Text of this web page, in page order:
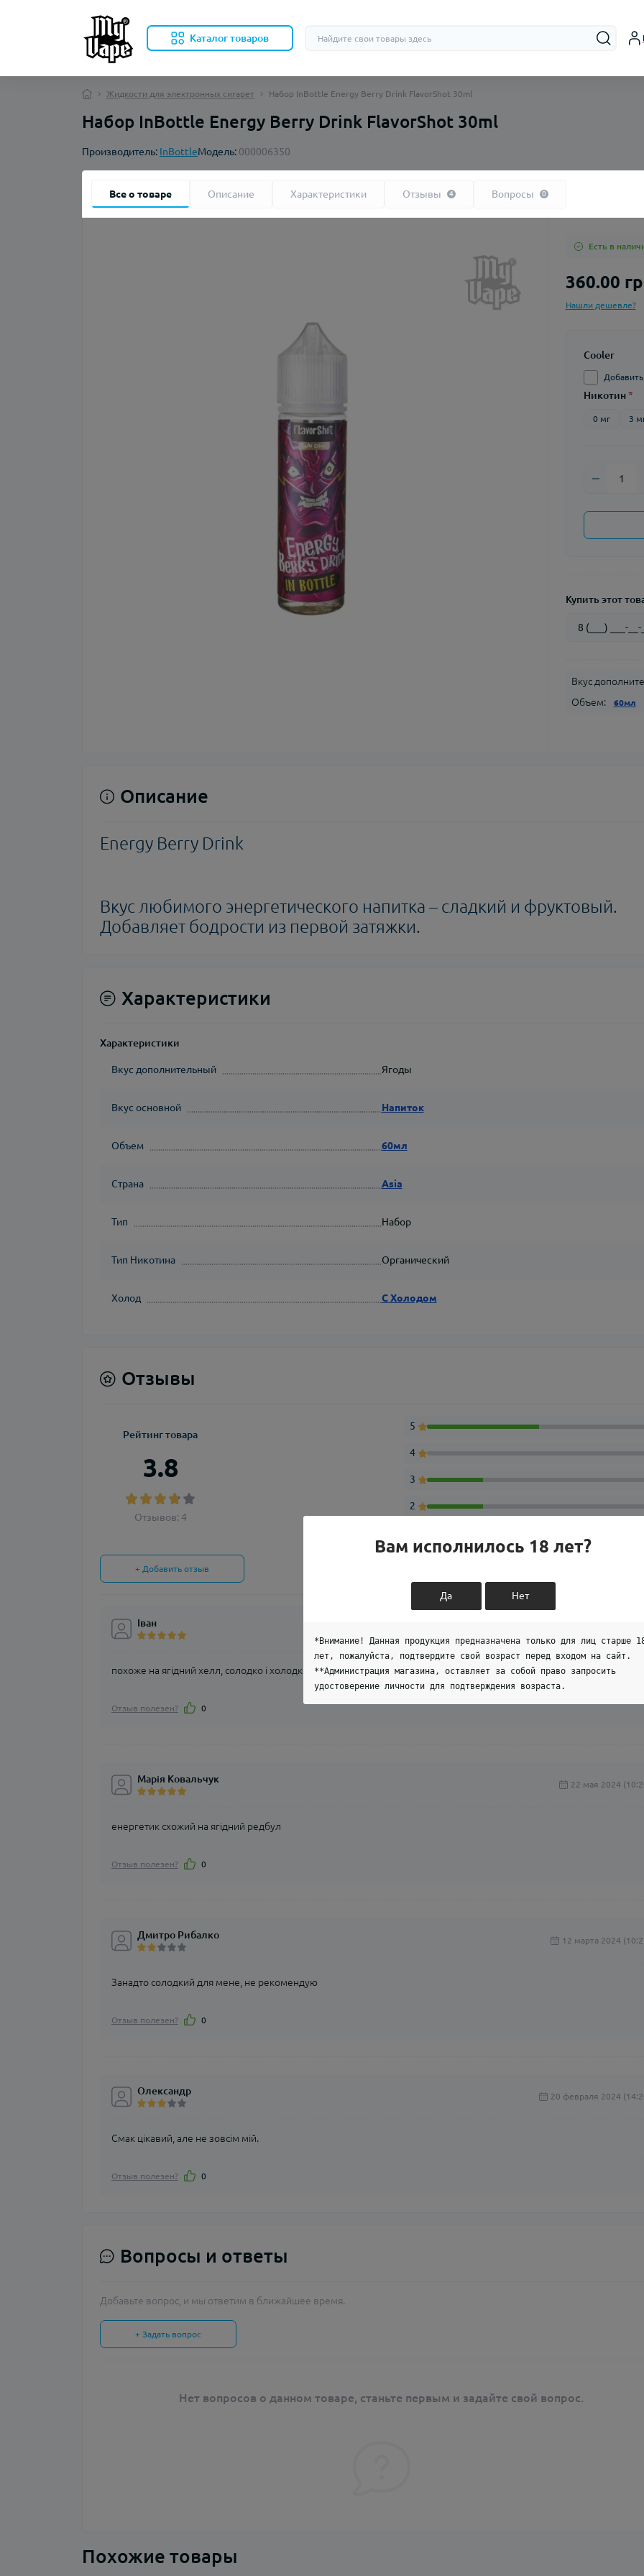
Каталог товаров
Жидкости для электронных сигарет Набор InBottle Energy Berry Drink FlavorShot 30ml
Набор InBottle Energy Berry Drink FlavorShot 30ml
Производитель: InBottleМодель: 000006350
Все о товаре Описание Характеристики Отзывы 4 Вопросы 0
Есть в
360.00
Нашли дешевле?
Cooler
Никотин*
0 мг 3
Купить этот
Вкус
Объем: 60мл
Описание
Energy Berry Drink
Вкус любимого энергетического напитка – сладкий и фруктовый.
Добавляет бодрости из первой затяжки.
Характеристики
Характеристики
Вкус дополнительный Ягоды
Вкус основной Напиток
Объем 60мл
Страна Asia
Тип Набор
Тип Никотина Органический
Холод С Холодом
Отзывы
Рейтинг товара
3.8
Отзывов: 4
5
4
3
2
+ Добавить отзыв
Іван
похоже на ягідний хелл, солодко і холодком
Отзыв полезен? 0
Марія Ковальчук 22 мая 2024
енергетик схожий на ягідний редбул
Отзыв полезен? 0
Дмитро Рибалко 12 марта 2024
Занадто солодкий для мене, не рекомендую
Отзыв полезен? 0
Олександр 20 февраля 2024
Смак цікавий, але не зовсім мій.
Отзыв полезен? 0
Вопросы и ответы
Добавьте вопрос, и мы ответим в ближайшее время.
+ Задать вопрос
Нет вопросов о данном товаре, станьте первым и задайте свой вопрос.
Похожие товары
Вам исполнилось 18 лет?
Да Нет
*Внимание! Данная продукция предназначена только для лиц старше
лет, пожалуйста, подтвердите свой возраст перед входом на сайт.
**Администрация магазина, оставляет за собой право запросить
удостоверение личности для подтверждения возраста.